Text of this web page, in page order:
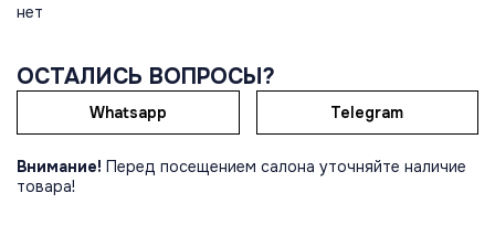
нет
ОСТАЛИСЬ ВОПРОСЫ?
Whatsapp Telegram
Внимание! Перед посещением салона уточняйте наличие
товара!